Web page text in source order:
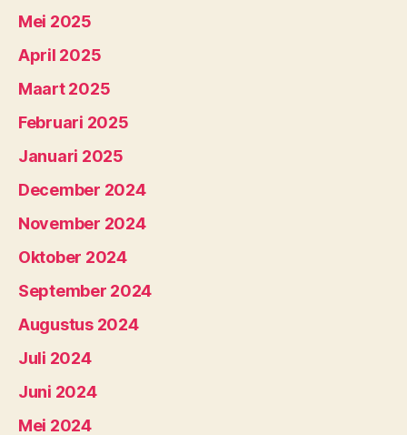
Mei 2025
April 2025
Maart 2025
Februari 2025
Januari 2025
December 2024
November 2024
Oktober 2024
September 2024
Augustus 2024
Juli 2024
Juni 2024
Mei 2024